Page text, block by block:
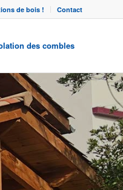
de bois ! Contact
des combles